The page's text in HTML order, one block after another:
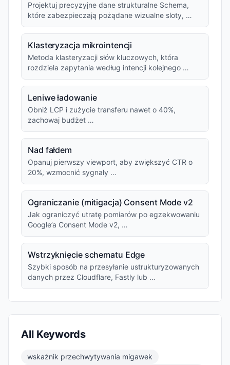
Projektuj precyzyjne dane strukturalne Schema,
które zabezpieczają pożądane wizualne sloty, …
Klasteryzacja mikrointencji
Metoda klasteryzacji słów kluczowych, która
rozdziela zapytania według intencji kolejnego …
Leniwe ładowanie
Obniż LCP i zużycie transferu nawet o 40%,
zachowaj budżet …
Nad fałdem
Opanuj pierwszy viewport, aby zwiększyć CTR o
20%, wzmocnić sygnały …
Ograniczanie (mitigacja) Consent Mode v2
Jak ograniczyć utratę pomiarów po egzekwowaniu
Google’a Consent Mode v2, …
Wstrzyknięcie schematu Edge
Szybki sposób na przesyłanie ustrukturyzowanych
danych przez Cloudflare, Fastly lub …
All Keywords
wskaźnik przechwytywania migawek